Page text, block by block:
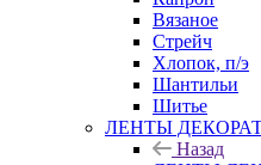
Вязаное
Стрейч
Хлопок, п/э
Шантильи
Шитье
ЛЕНТЫ
Назад